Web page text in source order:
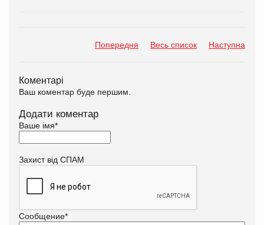
Попередня Весь список Наступна
Коментарі
Ваш коментар буде першим.
Додати коментар
Ваше імя*
Захист від СПАМ
Сообщение*